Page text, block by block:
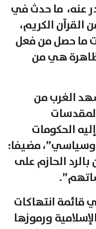
عنه، ما حدث في
الكريم،
ما حصل من فعل
هي من
الغرب من
الحكومات
وسياسي”، مضيفا:
الحازم على
قائمة انتهاكات
ورموزها